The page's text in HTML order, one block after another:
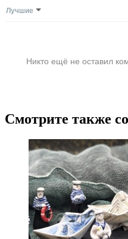
Лучшие
Никто ещё не оставил
Смотрите также